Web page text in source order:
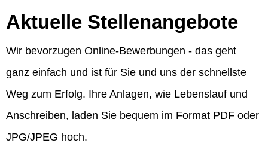
Aktuelle Stellenangebote
Wir bevorzugen Online-Bewerbungen - das geht
ganz einfach und ist für Sie und uns der schnellste
Weg zum Erfolg. Ihre Anlagen, wie Lebenslauf und
Anschreiben, laden Sie bequem im Format PDF oder
JPG/JPEG hoch.